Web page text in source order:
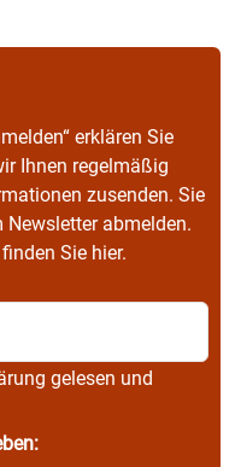
erklären Sie
Ihnen regelmäßig
zusenden. Sie
Newsletter abmelden.
Sie hier.
gelesen und